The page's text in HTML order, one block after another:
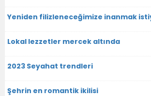
Yeniden filizleneceğimize inanmak
Lokal lezzetler mercek altında
2023 Seyahat trendleri
Şehrin en romantik ikilisi